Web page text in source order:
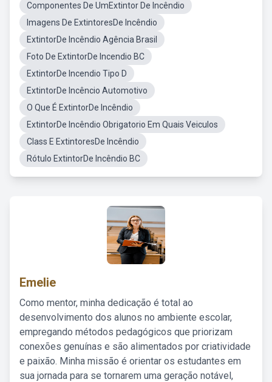
Componentes De UmExtintor De Incêndio
Imagens De ExtintoresDe Incêndio
ExtintorDe Incêndio Agência Brasil
Foto De ExtintorDe Incendio BC
ExtintorDe Incendio Tipo D
ExtintorDe Incêncio Automotivo
O Que É ExtintorDe Incêndio
ExtintorDe Incêndio Obrigatorio Em Quais Veiculos
Class E ExtintoresDe Incêndio
Rótulo ExtintorDe Incêndio BC
Emelie
Como mentor, minha dedicação é total ao
desenvolvimento dos alunos no ambiente escolar,
empregando métodos pedagógicos que priorizam
conexões genuínas e são alimentados por criatividade
e paixão. Minha missão é orientar os estudantes em
sua jornada para se tornarem uma geração notável,